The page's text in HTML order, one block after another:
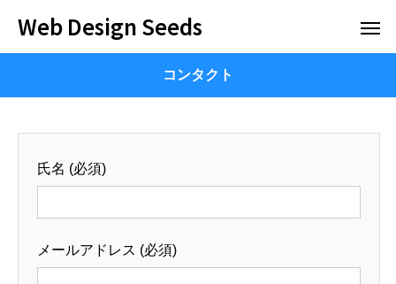
Web Design Seeds
コンタクト
氏名 (必須)
メールアドレス (必須)